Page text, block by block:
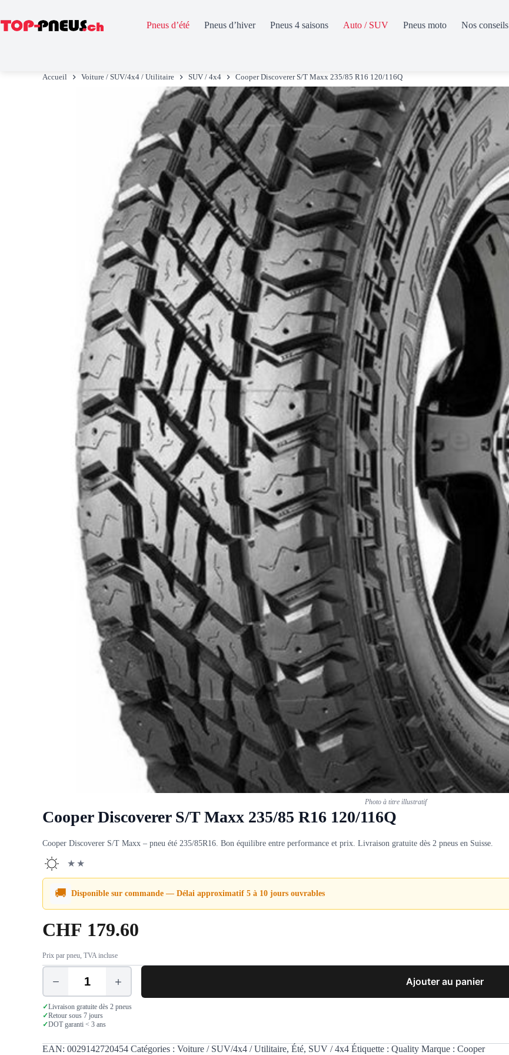
Pneus d’été Pneus d’hiver Pneus 4 saisons Auto / SUV Pneus moto Nos conseils
Accueil Voiture / SUV/4x4 / Utilitaire SUV / 4x4 Cooper Discoverer S/T Maxx 235/85 R16 120/116Q
Photo à titre illustratif
Cooper Discoverer S/T Maxx 235/85 R16 120/116Q
Cooper Discoverer S/T Maxx – pneu été 235/85R16. Bon équilibre entre performance et prix. Livraison gratuite dès 2 pneus en Suisse.
★★
🚚 Disponible sur commande — Délai approximatif 5 à 10 jours ouvrables
CHF 179.60
Prix par pneu, TVA incluse
quantité
de
Cooper
Discoverer
S/T
235/85
Ajouter au panier
✓Livraison gratuite dès 2 pneus
✓Retour sous 7 jours
✓DOT garanti < 3 ans
EAN: 0029142720454 Catégories : Voiture / SUV/4x4 / Utilitaire, Été, SUV / 4x4 Étiquette : Quality Marque : Cooper